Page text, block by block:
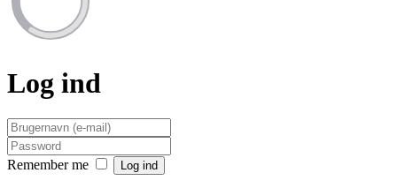
Log ind
Remember me